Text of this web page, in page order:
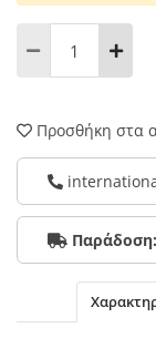
Προσθήκη στα
Παράδοση: